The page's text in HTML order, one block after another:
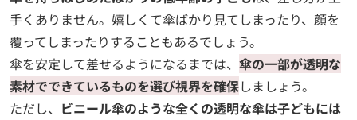
手くありません。嬉しくて傘ばかり見てしまったり、顔を
覆ってしまったりすることもあるでしょう。
傘を安定して差せるようになるまでは、 傘の一部が透明な
素材でできているものを選び視界を確保しましょう。
ただし、 ビニール傘のような全くの透明な傘は子どもには